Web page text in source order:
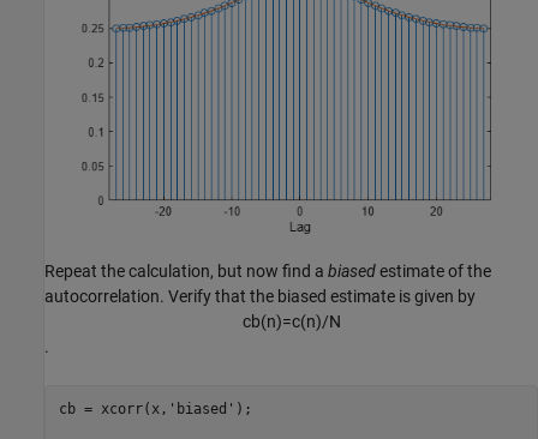
Repeat the calculation, but now find a biasedestimate of the
autocorrelation. Verify that the biased estimate is given by
cb(n)=c(n)/N
.
cb = xcorr(x, 'biased' );